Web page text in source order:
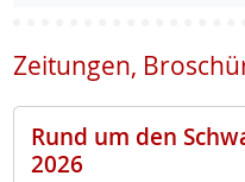
Zeitungen,
Rund um den
2026